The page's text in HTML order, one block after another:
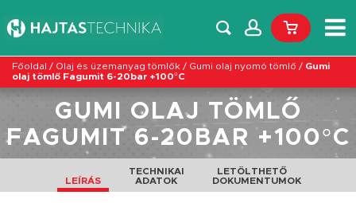
Főoldal / Olaj és üzemanyag tömlők / Gumi olaj nyomó tömlő / Gumi
olaj tömlő Fagumit 6-20bar +100°C
GUMI OLAJ TÖMLŐ
FAGUMIT 6-20BAR +100°C
LEÍRÁS
TECHNIKAI
ADATOK
LETÖLTHETŐ
DOKUMENTUMOK